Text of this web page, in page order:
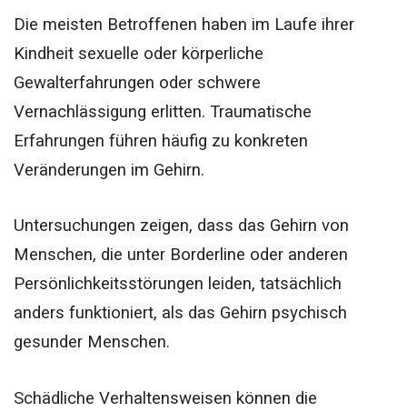
Die meisten Betroffenen haben im Laufe ihrer
Kindheit sexuelle oder körperliche
Gewalterfahrungen oder schwere
Vernachlässigung erlitten. Traumatische
Erfahrungen führen häufig zu konkreten
Veränderungen im Gehirn.
Untersuchungen zeigen, dass das Gehirn von
Menschen, die unter Borderline oder anderen
Persönlichkeitsstörungen leiden, tatsächlich
anders funktioniert, als das Gehirn psychisch
gesunder Menschen.
Schädliche Verhaltensweisen können die